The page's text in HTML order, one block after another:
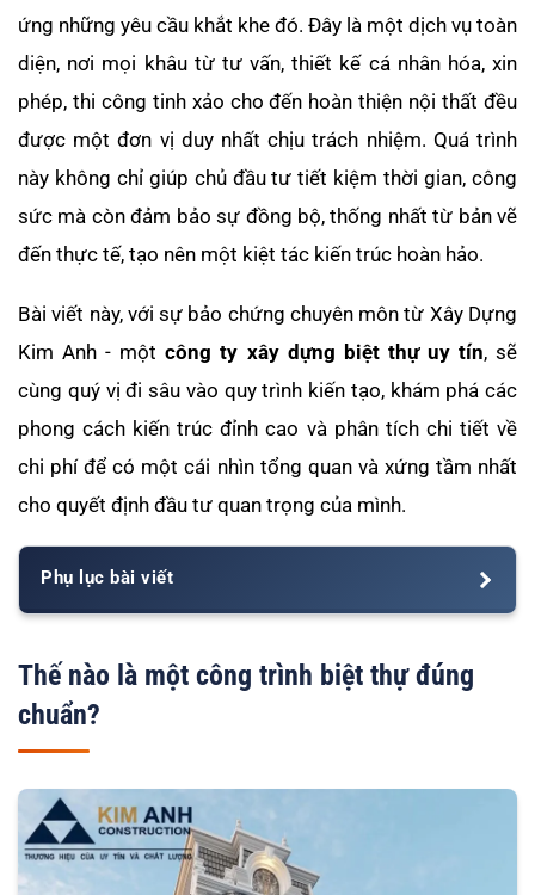
ứng những yêu cầu khắt khe đó. Đây là một dịch vụ toàn
diện, nơi mọi khâu từ tư vấn, thiết kế cá nhân hóa, xin
phép, thi công tinh xảo cho đến hoàn thiện nội thất đều
được một đơn vị duy nhất chịu trách nhiệm. Quá trình
này không chỉ giúp chủ đầu tư tiết kiệm thời gian, công
sức mà còn đảm bảo sự đồng bộ, thống nhất từ bản vẽ
đến thực tế, tạo nên một kiệt tác kiến trúc hoàn hảo.
Bài viết này, với sự bảo chứng chuyên môn từ Xây Dựng
Kim Anh - mộtcông ty xây dựng biệt thự uy tín, sẽ
cùng quý vị đi sâu vào quy trình kiến tạo, khám phá các
phong cách kiến trúc đỉnh cao và phân tích chi tiết về
chi phí để có một cái nhìn tổng quan và xứng tầm nhất
cho quyết định đầu tư quan trọng của mình.
Phụ lục bài viết
Thế nào là một công trình biệt thự đúng
chuẩn?